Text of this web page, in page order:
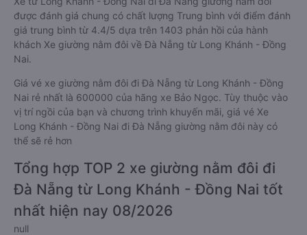
được đánh giá chung có chất lượng Trung bình với điểm đánh
giá trung bình từ 4.4/5 dựa trên 1403 phản hồi của hành
khách Xe giường nằm đôi về Đà Nẵng từ Long Khánh - Đồng
Nai.
Giá vé xe giường nằm đôi đi Đà Nẵng từ Long Khánh - Đồng
Nai rẻ nhất là 600000 của hãng xe Bảo Ngọc. Tùy thuộc vào
vị trí ngồi của bạn và chương trình khuyến mãi, giá vé Xe
Long Khánh - Đồng Nai đi Đà Nẵng giường nằm đôi này có
thể sẽ rẻ hơn
Tổng hợp TOP 2 xe giường nằm đôi đi
Đà Nẵng từ Long Khánh - Đồng Nai tốt
nhất hiện nay 08/2026
null